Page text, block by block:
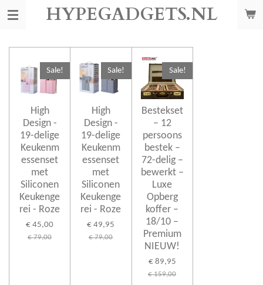
Ga
de
hoofdinhoud
HYPEGADGETS.NL
Sale!
High
Design -
19-delige
Keukenm
essenset
met
Siliconen
Keukenge
rei - Roze
€ 45,00
€ 79,00
Sale!
High
Design -
19-delige
Keukenm
essenset
met
Siliconen
Keukenge
rei - Roze
€ 49,95
€ 79,00
Sale!
Bestekset
– 12
persoons
bestek –
72-delig –
bewerkt –
Luxe
Opberg
koffer –
18/10 –
Premium
NIEUW!
€ 89,95
€ 159,00